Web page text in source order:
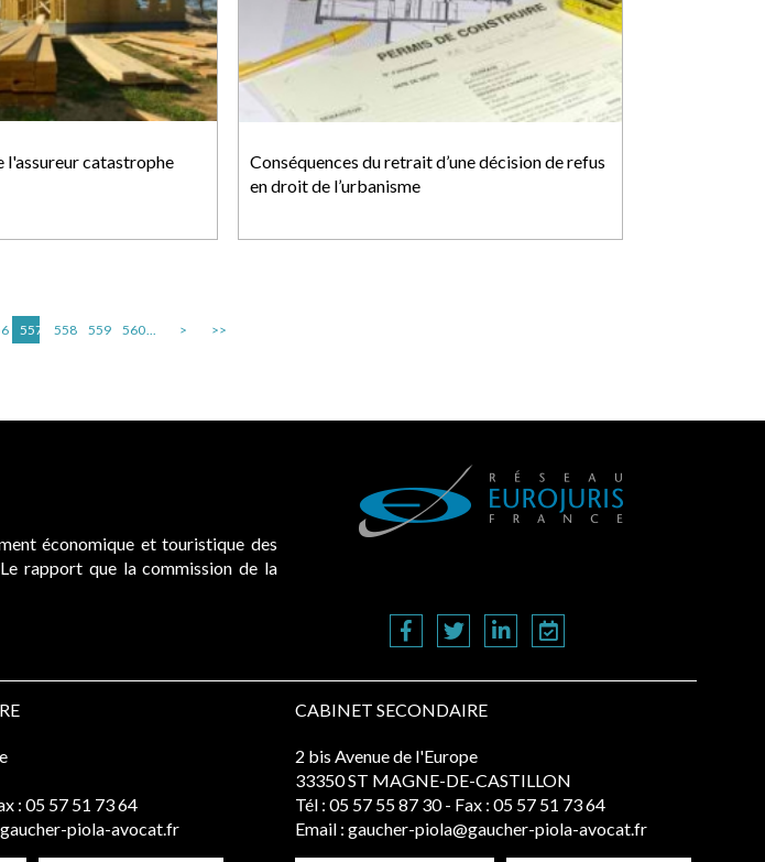
l'assureur catastrophe
Conséquences du retrait d’une décision de refus
en droit de l’urbanisme
557 558 559 560... > >>
économique et touristique des
rapport que la commission de la
: 05 57 51 73 64
piola-avocat.fr
CABINET SECONDAIRE
2 bis Avenue de l'Europe
33350 ST MAGNE-DE-CASTILLON
Tél : 05 57 55 87 30 - Fax : 05 57 51 73 64
Email : gaucher-piola@gaucher-piola-avocat.fr